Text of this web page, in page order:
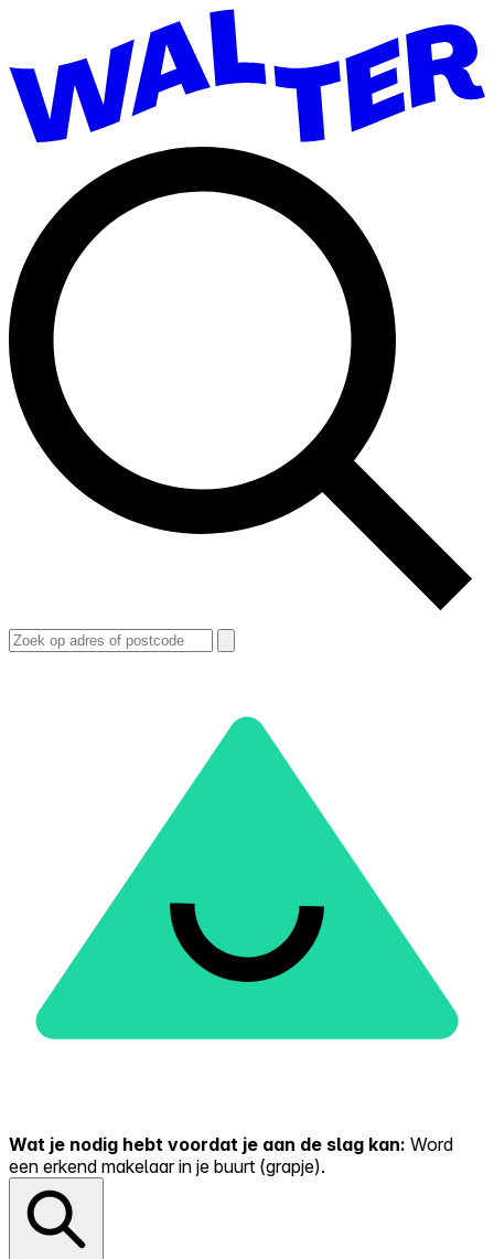
Wat je nodig hebt voordat je aan de slag kan: Word
een erkend makelaar in je buurt (grapje).